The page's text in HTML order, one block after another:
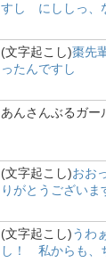
すし にししっ、
(文字起こし)棗先
ったんですし
あんさんぶるガー
(文字起こし)おお
りがとうございま
(文字起こし)うわ
し！ 私からも、